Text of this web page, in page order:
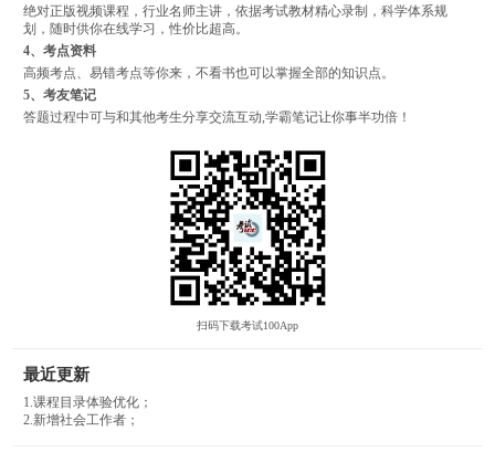
绝对正版视频课程，行业名师主讲，依据考试教材精心录制，科学体系规
划，随时供你在线学习，性价比超高。
4、考点资料
高频考点、易错考点等你来，不看书也可以掌握全部的知识点。
5、考友笔记
答题过程中可与和其他考生分享交流互动,学霸笔记让你事半功倍！
扫码下载考试100App
最近更新
1.课程目录体验优化；
2.新增社会工作者；